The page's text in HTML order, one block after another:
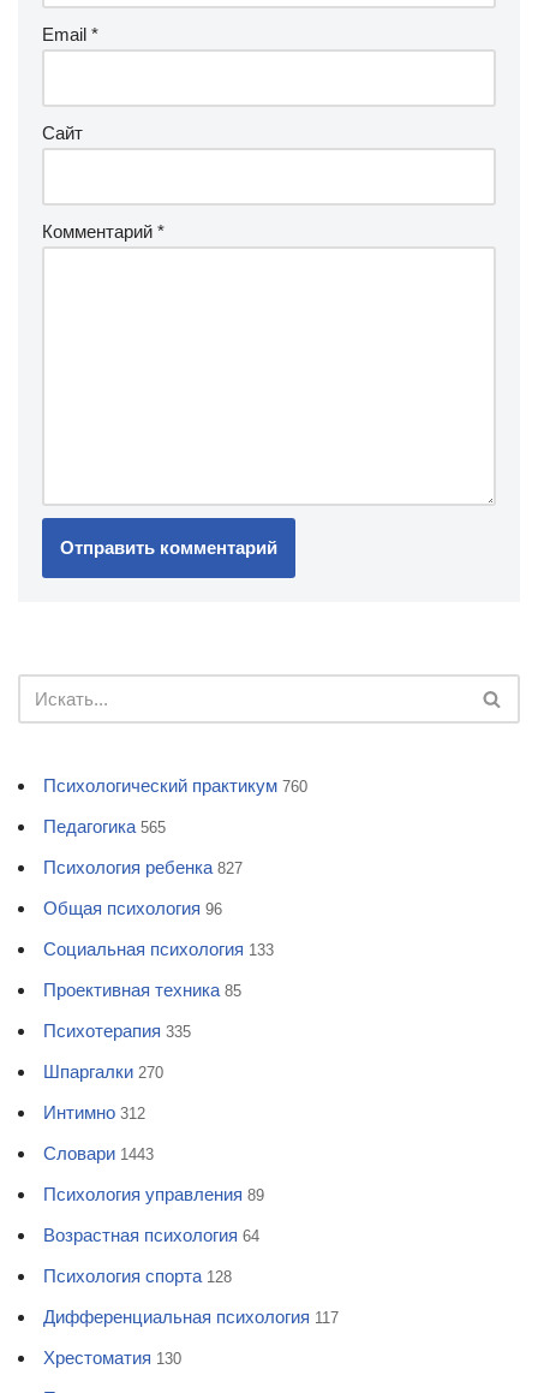
Email *
Сайт
Комментарий *
Психологический практикум 760
Педагогика 565
Психология ребенка 827
Общая психология 96
Социальная психология 133
Проективная техника 85
Психотерапия 335
Шпаргалки 270
Интимно 312
Словари 1443
Психология управления 89
Возрастная психология 64
Психология спорта 128
Дифференциальная психология 117
Хрестоматия 130